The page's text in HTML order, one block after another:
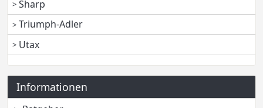
Sharp
Triumph-Adler
Utax
Informationen